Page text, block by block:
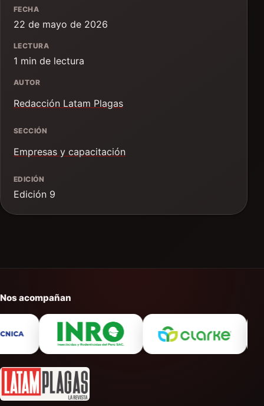
FECHA
22 de mayo de 2026
LECTURA
1 min de lectura
AUTOR
Redacción Latam Plagas
SECCIÓN
Empresas y capacitación
EDICIÓN
Edición 9
Nos acompañan